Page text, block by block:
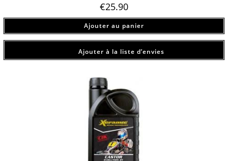
€25.90
Ajouter au panier
Ajouter à la liste d’envies